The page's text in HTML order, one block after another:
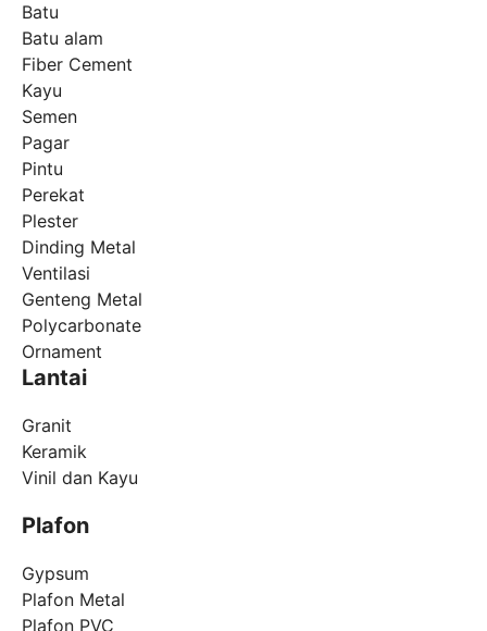
Batu
Batu alam
Fiber Cement
Kayu
Semen
Pagar
Pintu
Perekat
Plester
Dinding Metal
Ventilasi
Genteng Metal
Polycarbonate
Ornament
Lantai
Granit
Keramik
Vinil dan Kayu
Plafon
Gypsum
Plafon Metal
Plafon PVC